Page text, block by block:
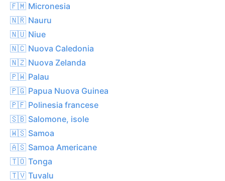
🇫🇲 Micronesia
🇳🇷 Nauru
🇳🇺 Niue
🇳🇨 Nuova Caledonia
🇳🇿 Nuova Zelanda
🇵🇼 Palau
🇵🇬 Papua Nuova Guinea
🇵🇫 Polinesia francese
🇸🇧 Salomone, isole
🇼🇸 Samoa
🇦🇸 Samoa Americane
🇹🇴 Tonga
🇹🇻 Tuvalu